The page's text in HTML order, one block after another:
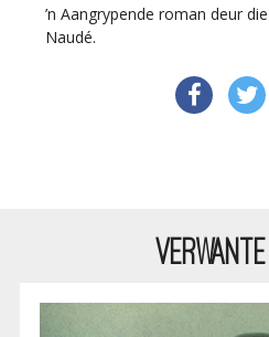
’n Aangrypende roman deur
Naudé.